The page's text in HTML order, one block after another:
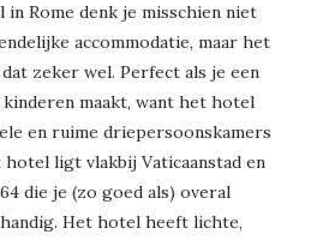
Rome denk je misschien niet
accommodatie, maar het
zeker wel. Perfect als je een
maakt, want het hotel
en ruime driepersoonskamers
ligt vlakbij Vaticaanstad en
die je (zo goed als) overal
Het hotel heeft lichte,